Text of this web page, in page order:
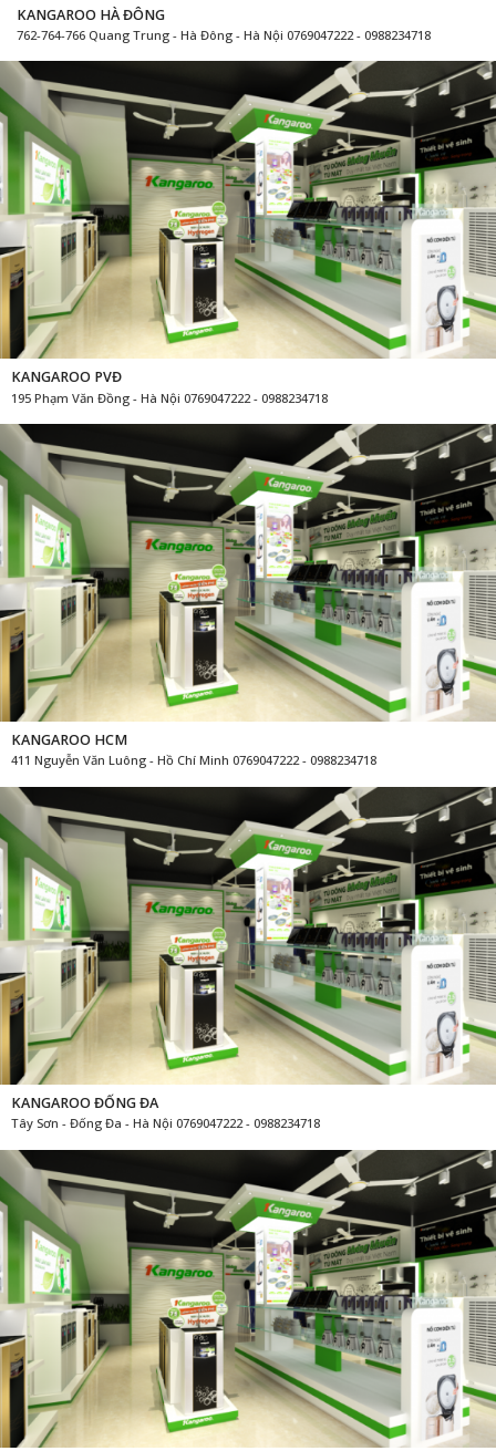
KANGAROO HÀ ĐÔNG
762-764-766 Quang Trung - Hà Đông - Hà Nội 0769047222 - 0988234718
KANGAROO PVĐ
195 Phạm Văn Đồng - Hà Nội 0769047222 - 0988234718
KANGAROO HCM
411 Nguyễn Văn Luông - Hồ Chí Minh 0769047222 - 0988234718
KANGAROO ĐỐNG ĐA
Tây Sơn - Đống Đa - Hà Nội 0769047222 - 0988234718